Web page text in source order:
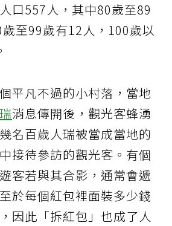
口557人，其中80歲至89
至99歲有12人，100歲以
平凡不過的小村落，當地
消息傳開後，觀光客蜂湧
名百歲人瑞被當成當地的
接待參訪的觀光客。有個
客若與其合影，通常會遞
於每個紅包裡面裝多少錢
因此「拆紅包」也成了人